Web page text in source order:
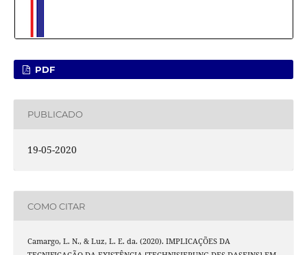
PDF
PUBLICADO
19-05-2020
COMO CITAR
Camargo, L. N., & Luz, L. E. da. (2020). IMPLICAÇÕES DA